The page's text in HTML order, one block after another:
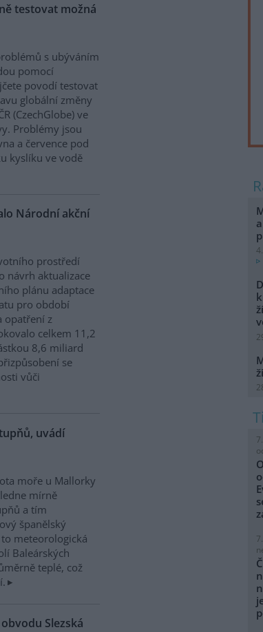
testovat možná
s ubýváním
pomocí
povodí testovat
globální změny
(CzechGlobe) ve
Problémy jsou
a července pod
kyslíku ve vodě
Národní akční
prostředí
návrh aktualizace
plánu adaptace
pro období
opatření z
celkem 11,2
8,6 miliard
se
vůči
uvádí
moře u Mallorky
mírně
a tím
španělský
to meteorologická
Baleárských
teplé, což
Slezská